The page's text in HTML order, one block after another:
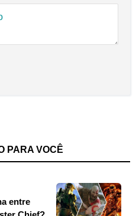
PARA VOCÊ
entre